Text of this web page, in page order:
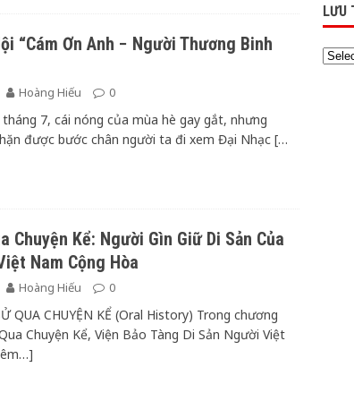
“Cám Ơn Anh − Người Thương Binh
Hoàng Hiếu 0
7, cái nóng của mùa hè gay gắt, nhưng
được bước chân người ta đi xem Đại Nhạc […
Chuyện Kể: Người Gìn Giữ Di Sản Của
Nam Cộng Hòa
Hoàng Hiếu 0
QUA CHUYỆN KỂ (Oral History) Trong chương
Chuyện Kể, Viện Bảo Tàng Di Sản Người Việt
LƯU